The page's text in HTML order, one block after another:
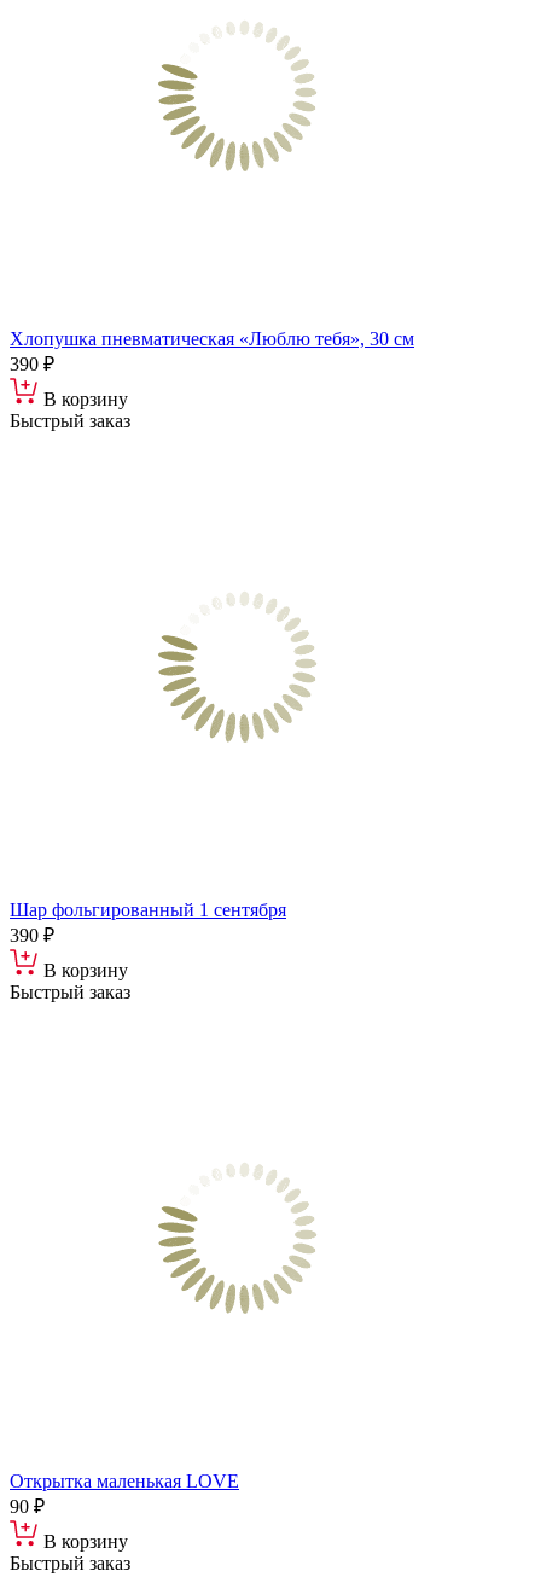
Хлопушка пневматическая «Люблю тебя», 30 см
390 ₽
В корзину
Быстрый заказ
Шар фольгированный 1 сентября
390 ₽
В корзину
Быстрый заказ
Открытка маленькая LOVE
90 ₽
В корзину
Быстрый заказ